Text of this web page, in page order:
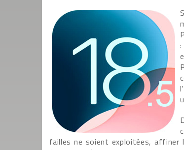
failles ne soient exploitées, affiner